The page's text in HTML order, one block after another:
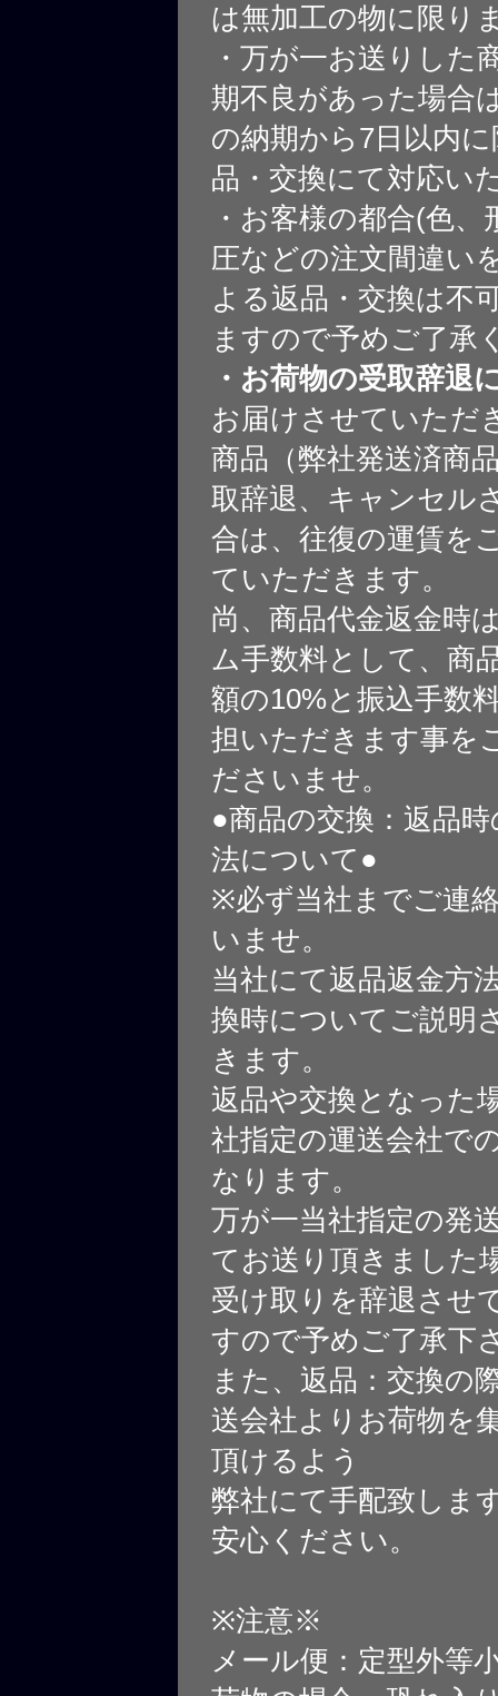
は無加工の物に限り
・万が一お送りした
期不良があった場合
の納期から7日以内
品・交換にて対応い
・お客様の都合(色、
圧などの注文間違い
よる返品・交換は不
ますので予めご了承
・お荷物の受取辞退
お届けさせていただ
商品（弊社発送済商
取辞退、キャンセル
合は、往復の運賃を
ていただきます。
尚、商品代金返金時
ム手数料として、商
額の10%と振込手数
担いただきます事を
ださいませ。
●商品の交換：返品
法について●
※必ず当社までご連
いませ。
当社にて返品返金方
換時についてご説明
きます。
返品や交換となった
社指定の運送会社で
なります。
万が一当社指定の発
てお送り頂きました
受け取りを辞退させ
すので予めご了承下
また、返品：交換の
送会社よりお荷物を
頂けるよう
弊社にて手配致しま
安心ください。
※注意※
メール便：定型外等